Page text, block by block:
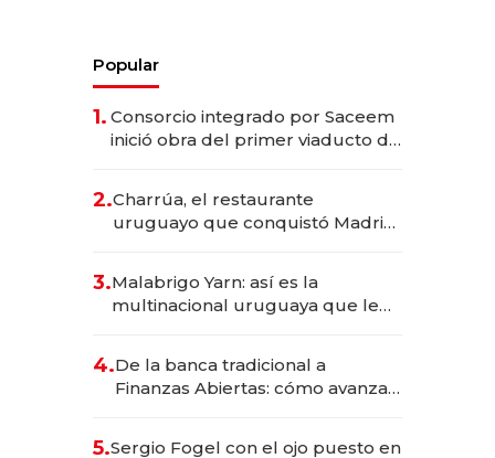
Popular
1. Consorcio integrado por Saceem
inició obra del primer viaducto de
millones
2.Charrúa, el restaurante
uruguayo que conquistó Madrid:
anticipación y prepara apertura
3.Malabrigo Yarn: así es la
multinacional uruguaya que le
4.De la banca tradicional a
Finanzas Abiertas: cómo avanza
5.Sergio Fogel con el ojo puesto en